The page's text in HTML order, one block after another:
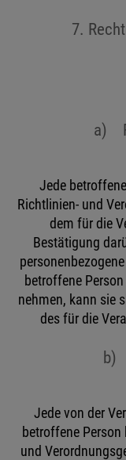
7.
a)
Jede
Richtlinien- und
dem für die
Bestätigung
betroffene
nehmen, kann sie
des für die
b)
Jede von der
betroffene
und